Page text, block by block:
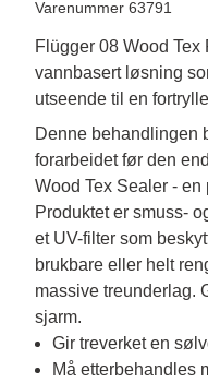
Varenummer 63791
Flügger 08 Wood
vannbasert løsning
utseende til en
Denne behandlingen
forarbeidet før den
Wood Tex Sealer -
Produktet er smuss-
et UV-filter som
brukbare eller helt
massive treunderlag.
sjarm.
Gir treverket en
Må etterbehandles